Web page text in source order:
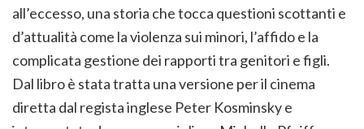
all’eccesso, una storia che tocca questioni scottanti e
d’attualità come la violenza sui minori, l’affido e la
complicata gestione dei rapporti tra genitori e figli.
Dal libro è stata tratta una versione per il cinema
diretta dal regista inglese Peter Kosminsky e